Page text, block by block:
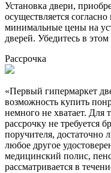
Установка двери,
осуществляется
минимальные цены на
дверей. Убедитесь в
Рассрочка
«Первый гипермаркет
возможность купить
немного не хватает. Для
рассрочку не требуется
поручителя, достаточно
любое другое
медицинский полис,
рассматривается в